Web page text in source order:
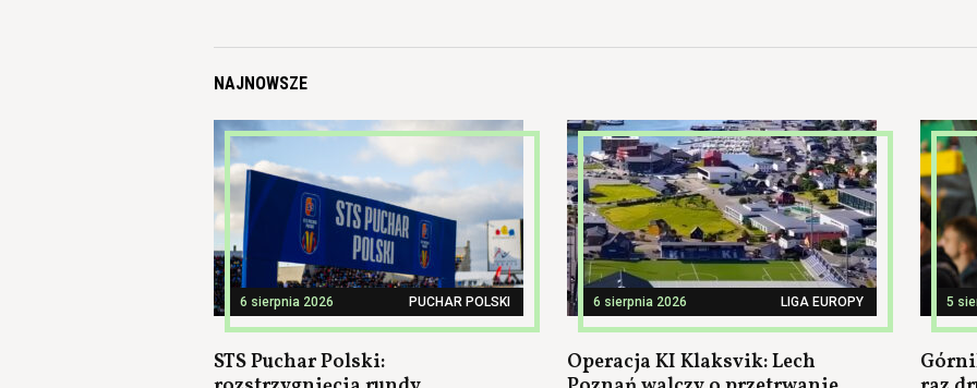
NAJNOWSZE
6 sierpnia 2026 PUCHAR POLSKI
STS Puchar Polski:
6 sierpnia 2026 LIGA EUROPY
Operacja KI Klaksvik: Lech
5